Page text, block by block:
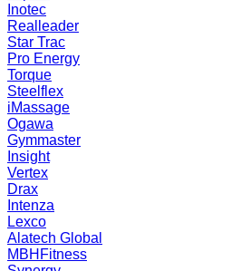
Inotec
Realleader
Star Trac
Pro Energy
Torque
Steelflex
iMassage
Ogawa
Gymmaster
Insight
Vertex
Drax
Intenza
Lexco
Alatech Global
MBHFitness